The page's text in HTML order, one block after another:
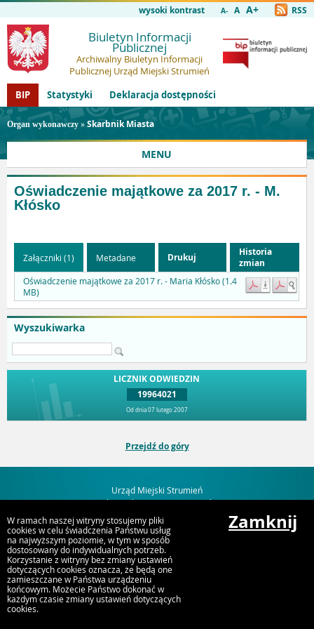
wysoki kontrast A- A A+ RSS
Biuletyn Informacji
Publicznej
Archiwalny Biuletyn Informacji
Publicznej Urząd Miejski Strumień
BIP
Statystyki Deklaracja dostępności
Organ wykonawczy »Skarbnik Miasta
MENU
Wyszukiwarka
LICZNIK ODWIEDZIN
19964021
Od dnia 07 lutego 2007
Oświadczenie majątkowe za 2017 r. - M.
Kłósko
Załączniki (1) Metadane Drukuj
Historia
zmian
Oświadczenie majątkowe za 2017 r. - Maria Kłósko (1.4
MB)
Przejdź do góry
Urząd Miejski Strumień
ul. Rynek 4, 43-246 Strumień
W ramach naszej witryny stosujemy pliki
cookies w celu świadczenia Państwu usług
na najwyższym poziomie, w tym w sposób
dostosowany do indywidualnych potrzeb.
Korzystanie z witryny bez zmiany ustawień
dotyczących cookies oznacza, że będą one
zamieszczane w Państwa urządzeniu
końcowym. Możecie Państwo dokonać w
każdym czasie zmiany ustawień dotyczących
cookies.
Zamknij